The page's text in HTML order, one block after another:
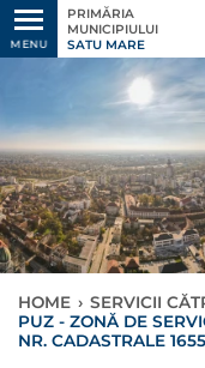
MENU
PRIMĂRIA
MUNICIPIULUI
SATU MARE
HOME › SERVICII
PUZ - ZONĂ DE
NR. CADASTRALE